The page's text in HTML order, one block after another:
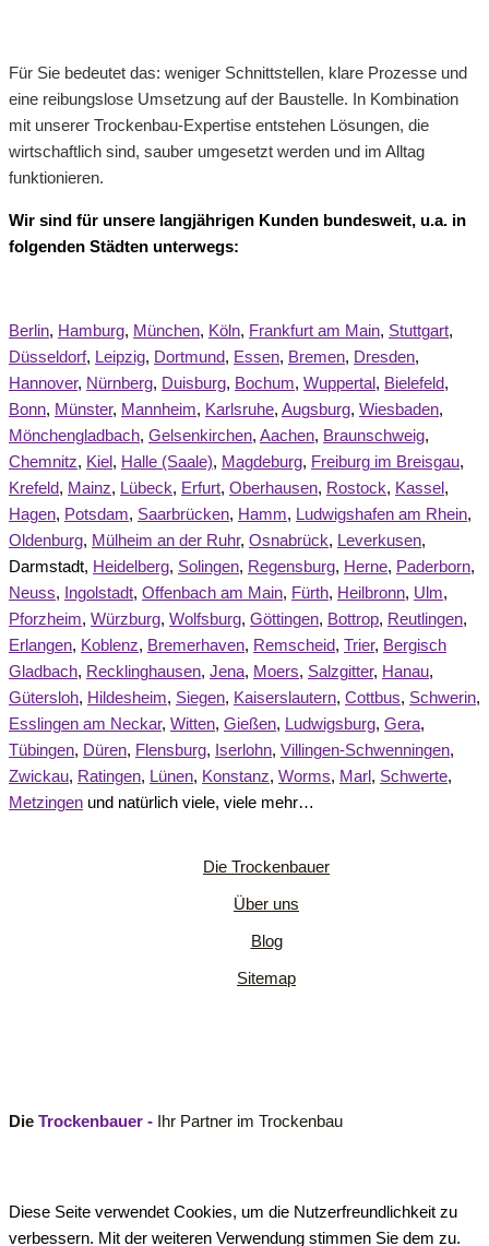
Für Sie bedeutet das: weniger Schnittstellen, klare Prozesse und
eine reibungslose Umsetzung auf der Baustelle. In Kombination
mit unserer Trockenbau-Expertise entstehen Lösungen, die
wirtschaftlich sind, sauber umgesetzt werden und im Alltag
funktionieren.
Wir sind für unsere langjährigen Kunden bundesweit, u.a. in
folgenden Städten unterwegs:
Berlin, Hamburg, München, Köln, Frankfurt am Main, Stuttgart,
Düsseldorf, Leipzig, Dortmund, Essen, Bremen, Dresden,
Hannover, Nürnberg, Duisburg, Bochum, Wuppertal , Bielefeld,
Bonn, Münster, Mannheim, Karlsruhe, Augsburg, Wiesbaden,
Mönchengladbach, Gelsenkirchen, Aachen, Braunschweig,
Chemnitz, Kiel , Halle (Saale), Magdeburg, Freiburg im Breisgau,
Krefeld, Mainz, Lübeck, Erfurt, Oberhausen, Rostock, Kassel ,
Hagen, Potsdam, Saarbrücken, Hamm, Ludwigshafen am Rhein,
Oldenburg, Mülheim an der Ruhr, Osnabrück, Leverkusen,
Darmstadt, Heidelberg, Solingen, Regensburg, Herne, Paderborn,
Neuss, Ingolstadt, Offenbach am Main, Fürth, Heilbronn, Ulm,
Pforzheim, Würzburg, Wolfsburg, Göttingen, Bottrop, Reutlingen,
Erlangen, Koblenz, Bremerhaven, Remscheid, Trier, Bergisch
Gladbach, Recklinghausen, Jena, Moers, Salzgitter, Hanau,
Gütersloh, Hildesheim, Siegen, Kaiserslautern, Cottbus, Schwerin,
Esslingen am Neckar, Witten, Gießen, Ludwigsburg, Gera,
Tübingen, Düren, Flensburg, Iserlohn, Villingen-Schwenningen,
Zwickau, Ratingen, Lünen, Konstanz, Worms, Marl , Schwerte,
Metzingen und natürlich viele, viele mehr…
Die Trockenbauer
Über uns
Blog
Sitemap
Die Trockenbauer - Ihr Partner im Trockenbau
Diese Seite verwendet Cookies, um die Nutzerfreundlichkeit zu
verbessern. Mit der weiteren Verwendung stimmen Sie dem zu.